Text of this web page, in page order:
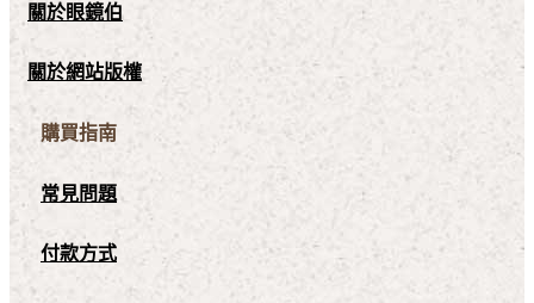
關於眼鏡伯
關於網站版權
購買指南
常見問題
付款方式